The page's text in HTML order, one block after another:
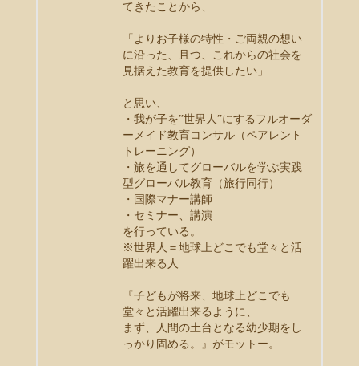
てきたことから、
「よりお子様の特性・ご両親の想い
に沿った、且つ、これからの社会を
見据えた教育を提供したい」
と思い、
・我が子を”世界人”にするフルオーダ
ーメイド教育コンサル（ペアレント
トレーニング）
・旅を通してグローバルを学ぶ実践
型グローバル教育（旅行同行）
・国際マナー講師
・セミナー、講演
を行っている。
※世界人＝地球上どこでも堂々と活
躍出来る人
『子どもが将来、地球上どこでも
堂々と活躍出来るように、
まず、人間の土台となる幼少期をし
っかり固める。』がモットー。